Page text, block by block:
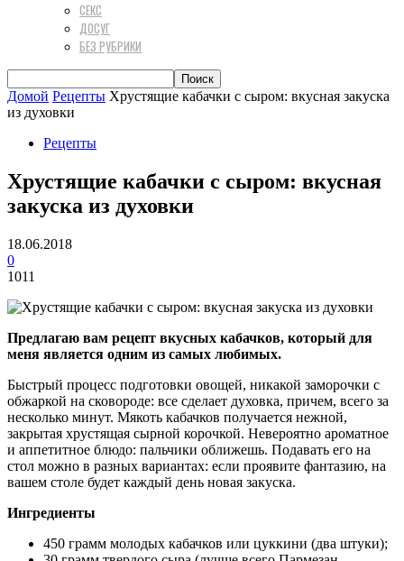
СЕКС
ДОСУГ
БЕЗ РУБРИКИ
Домой Рецепты Хрустящие кабачки с сыром: вкусная закуска
из духовки
Рецепты
Хрустящие кабачки с сыром: вкусная
закуска из духовки
18.06.2018
0
1011
Предлагаю вам рецепт вкусных кабачков, который для
меня является одним из самых любимых.
Быстрый процесс подготовки овощей, никакой заморочки с
обжаркой на сковороде: все сделает духовка, причем, всего за
несколько минут. Мякоть кабачков получается нежной,
закрытая хрустящая сырной корочкой. Невероятно ароматное
и аппетитное блюдо: пальчики оближешь. Подавать его на
стол можно в разных вариантах: если проявите фантазию, на
вашем столе будет каждый день новая закуска.
Ингредиенты
450 грамм молодых кабачков или цуккини (два штуки);